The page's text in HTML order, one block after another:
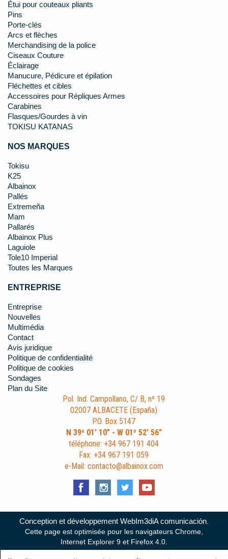
Étui pour couteaux pliants
Pins
Porte-clés
Arcs et flèches
Merchandising de la police
Ciseaux Couture
Éclairage
Manucure, Pédicure et épilation
Fléchettes et cibles
Accessoires pour Répliques Armes
Carabines
Flasques/Gourdes à vin
TOKISU KATANAS
NOS MARQUES
Tokisu
K25
Albainox
Pallés
Extremeña
Mam
Pallarés
Albainox Plus
Laguiole
Tole10 Imperial
Toutes les Marques
ENTREPRISE
Entreprise
Nouvelles
Multimédia
Contact
Avis juridique
Politique de confidentialité
Politique de cookies
Sondages
Plan du Site
Pol. Ind. Campollano, C/ B, nº 19
02007 ALBACETE (España)
P.O. Box 5147
N 39º 01’ 10” - W 01º 52’ 56”
téléphone: +34 967 191 404
Fax: +34 967 191 059
e-Mail: contacto@albainox.com
Conception et développement WebIm3diA comunicación.
Cette page est optimisée pour les navigateurs Chrome,
Internet Explorer 9 et Firefox 4.0.